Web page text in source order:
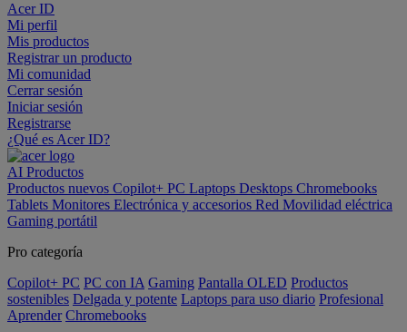
Acer ID
Mi perfil
Mis productos
Registrar un producto
Mi comunidad
Cerrar sesión
Iniciar sesión
Registrarse
¿Qué es Acer ID?
AI Productos
Productos nuevos Copilot+ PC Laptops Desktops Chromebooks
Tablets Monitores Electrónica y accesorios Red Movilidad eléctrica
Gaming portátil
Pro categoría
Copilot+ PC PC con IA Gaming Pantalla OLED Productos
sostenibles Delgada y potente Laptops para uso diario Profesional
Aprender Chromebooks